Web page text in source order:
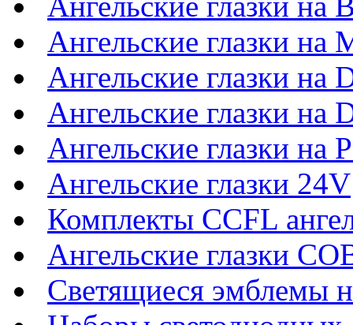
Ангельские глазки на
Ангельские глазки на
Ангельские глазки на
Ангельские глазки на
Ангельские глазки 24V
Комплекты CCFL
Ангельские глазки
Светящиеся эмблемы